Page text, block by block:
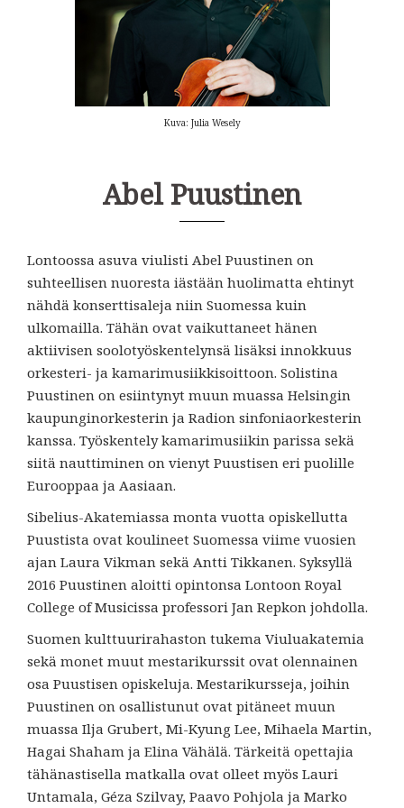
Kuva: Julia Wesely
Abel Puustinen
Lontoossa asuva viulisti Abel Puustinen on
suhteellisen nuoresta iästään huolimatta ehtinyt
nähdä konserttisaleja niin Suomessa kuin
ulkomailla. Tähän ovat vaikuttaneet hänen
aktiivisen soolotyöskentelynsä lisäksi innokkuus
orkesteri- ja kamarimusiikkisoittoon. Solistina
Puustinen on esiintynyt muun muassa Helsingin
kaupunginorkesterin ja Radion sinfoniaorkesterin
kanssa. Työskentely kamarimusiikin parissa sekä
siitä nauttiminen on vienyt Puustisen eri puolille
Eurooppaa ja Aasiaan.
Sibelius-Akatemiassa monta vuotta opiskellutta
Puustista ovat koulineet Suomessa viime vuosien
ajan Laura Vikman sekä Antti Tikkanen. Syksyllä
2016 Puustinen aloitti opintonsa Lontoon Royal
College of Musicissa professori Jan Repkon johdolla.
Suomen kulttuurirahaston tukema Viuluakatemia
sekä monet muut mestarikurssit ovat olennainen
osa Puustisen opiskeluja. Mestarikursseja, joihin
Puustinen on osallistunut ovat pitäneet muun
muassa Ilja Grubert, Mi-Kyung Lee, Mihaela Martin,
Hagai Shaham ja Elina Vähälä. Tärkeitä opettajia
tähänastisella matkalla ovat olleet myös Lauri
Untamala, Géza Szilvay, Paavo Pohjola ja Marko